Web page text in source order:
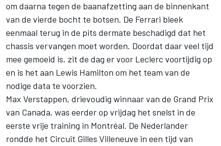
om daarna tegen de baanafzetting aan de binnenkant
van de vierde bocht te botsen. De Ferrari bleek
eenmaal terug in de pits dermate beschadigd dat het
chassis vervangen moet worden. Doordat daar veel tijd
mee gemoeid is, zit de dag er voor Leclerc voortijdig op
en is het aan Lewis Hamilton om het team van de
nodige data te voorzien.
Max Verstappen, drievoudig winnaar van de Grand Prix
van Canada, was eerder op vrijdag het snelst in de
eerste vrije training in Montréal. De Nederlander
rondde het Circuit Gilles Villeneuve in een tijd van